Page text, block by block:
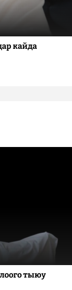
кайда
тыюу